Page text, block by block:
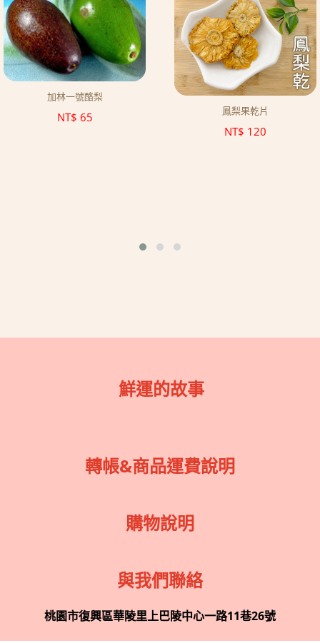
加林一號酪梨
NT$ 65 鳳梨果乾片
NT$ 120
鮮運的故事
轉帳&商品運費說明
購物說明
與我們聯絡
桃園市復興區華陵里上巴陵中心一路11巷26號